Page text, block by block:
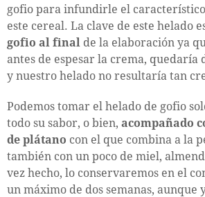
gofio para infundirle el
este cereal. La clave de este helado
gofio al final de la elaboración ya
antes de espesar la crema, quedaría
y nuestro helado no resultaría tan
Podemos tomar el helado de gofio
todo su sabor, o bien, acompañado
de plátano con el que combina a la
también con un poco de miel,
vez hecho, lo conservaremos en el
un máximo de dos semanas, aunque